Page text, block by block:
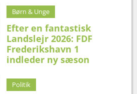
Børn & Unge
Efter en fantastisk
Landslejr 2026: FDF
Frederikshavn 1
indleder ny sæson
Politik